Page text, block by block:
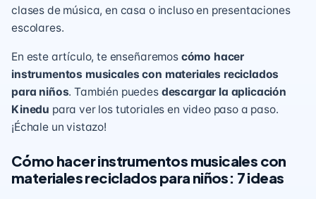
clases de música, en casa o incluso en presentaciones
escolares.
En este artículo, te enseñaremos cómo hacer
instrumentos musicales con materiales reciclados
para niños. También puedes descargar la aplicación
Kinedu para ver los tutoriales en video paso a paso.
¡Échale un vistazo!
Cómo hacer instrumentos musicales con
materiales reciclados para niños: 7 ideas